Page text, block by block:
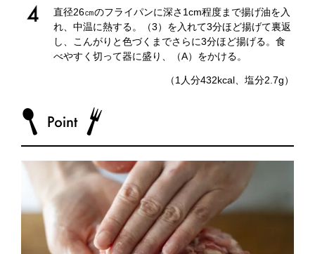
直径26㎝のフライパンに深さ1cm程度まで揚げ油を入
れ、中温に熱する。（3）を入れて3分ほど揚げて裏返
し、こんがりと色づくまでさらに3分ほど揚げる。食
べやすく切って器に盛り、（A）をかける。
（1人分432kcal、塩分2.7g）